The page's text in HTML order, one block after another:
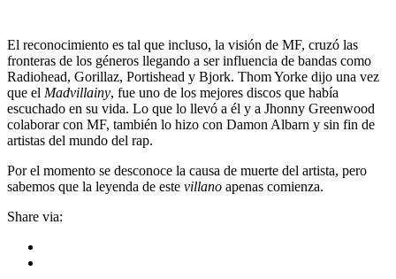
El reconocimiento es tal que incluso, la visión de MF, cruzó las
fronteras de los géneros llegando a ser influencia de bandas como
Radiohead, Gorillaz, Portishead y Bjork. Thom Yorke dijo una vez
que el Madvillainy, fue uno de los mejores discos que había
escuchado en su vida. Lo que lo llevó a él y a Jhonny Greenwood
colaborar con MF, también lo hizo con Damon Albarn y sin fin de
artistas del mundo del rap.
Por el momento se desconoce la causa de muerte del artista, pero
sabemos que la leyenda de este villano apenas comienza.
Share via: